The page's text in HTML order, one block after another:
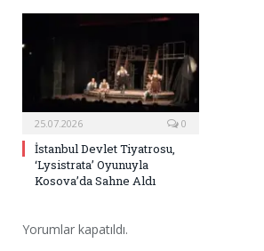
25.07.2026 0
İstanbul Devlet Tiyatrosu,
‘Lysistrata’ Oyunuyla
Kosova’da Sahne Aldı
Yorumlar kapatıldı.